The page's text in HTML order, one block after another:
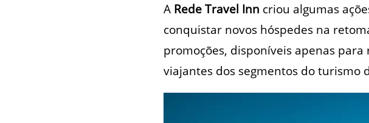
A Rede Travel Inn criou algumas
conquistar novos hóspedes na
promoções, disponíveis apenas
viajantes dos segmentos do turismo